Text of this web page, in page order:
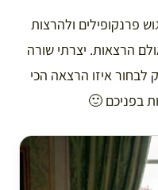
פרנקופילים ולהרצות
הרצאות. יצרתי שורה
איזו הרצאה הכי
בפניכם 🙂